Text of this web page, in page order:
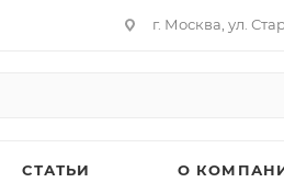
г. Москва, ул.
СТАТЬИ О